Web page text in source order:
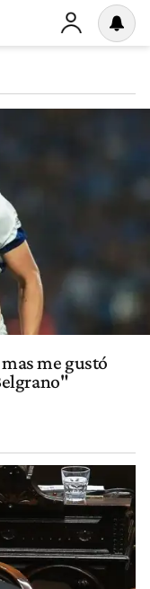
me gustó